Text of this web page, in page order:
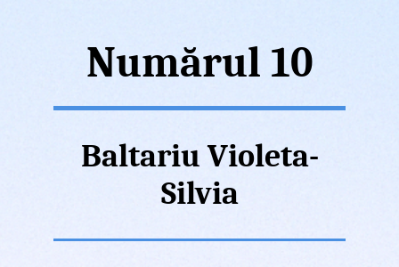
Numărul 10
Baltariu Violeta-
Silvia